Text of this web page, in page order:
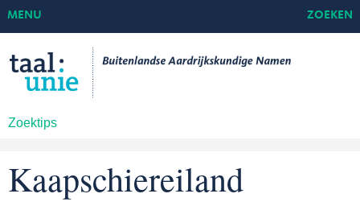
Zoektips
MENU ZOEKEN
Kaapschiereiland